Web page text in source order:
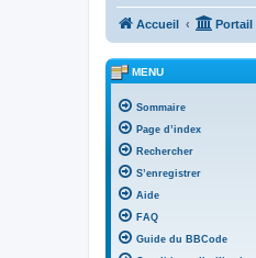
Accueil Portail
MENU
Sommaire
Page d’index
Rechercher
S’enregistrer
Aide
FAQ
Guide du BBCode